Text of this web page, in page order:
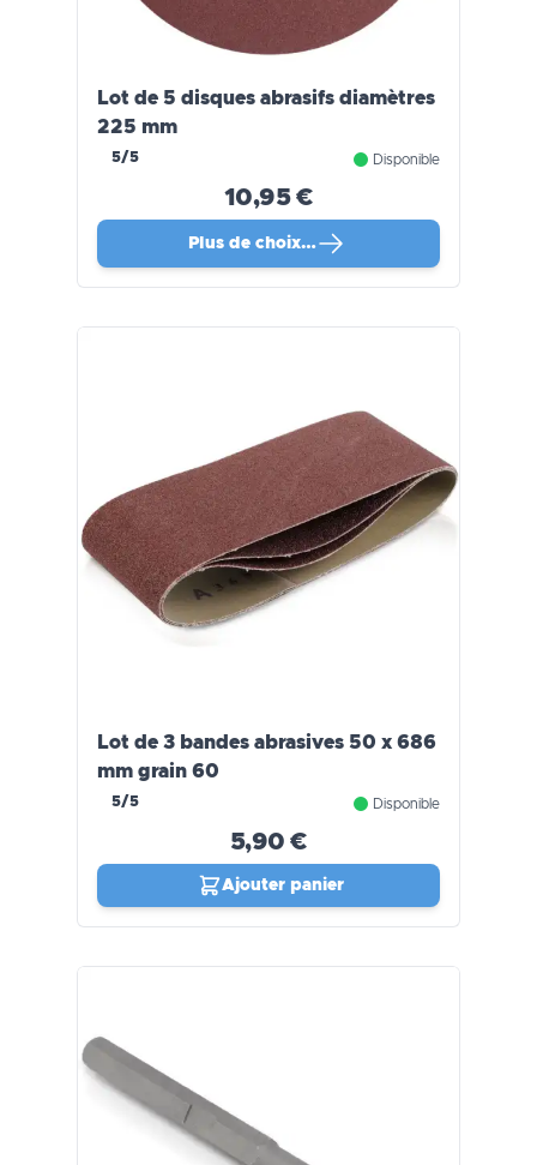
Lot de 5 disques abrasifs diamètres
225 mm
5/5 Disponible
10,95 €
Plus de choix…
Lot de 3 bandes abrasives 50 x 686
mm grain 60
5/5 Disponible
5,90 €
Ajouter panier